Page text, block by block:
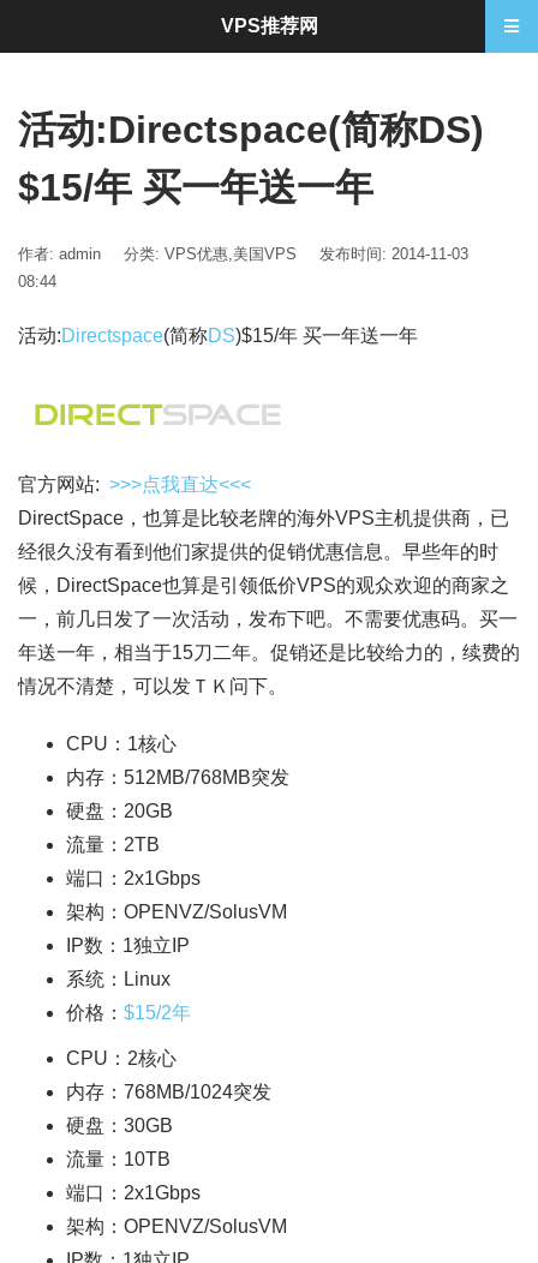
活动:Directspace(简称DS)
$15/年 买一年送一年
作者: admin 分类: VPS优惠,美国VPS
发布时间: 2014-11-03
08:44
活动:Directspace(简称DS)$15/年 买一年送一年
官方网站: >>>点我直达<<<
DirectSpace，也算是比较老牌的海外VPS主机提供商，已
经很久没有看到他们家提供的促销优惠信息。早些年的时
候，DirectSpace也算是引领低价VPS的观众欢迎的商家之
一，前几日发了一次活动，发布下吧。不需要优惠码。买一
年送一年，相当于15刀二年。促销还是比较给力的，续费的
情况不清楚，可以发ＴＫ问下。
CPU：1核心
内存：512MB/768MB突发
硬盘：20GB
流量：2TB
端口：2x1Gbps
架构：OPENVZ/SolusVM
IP数：1独立IP
系统：Linux
价格： $15/2年
CPU：2核心
内存：768MB/1024突发
硬盘：30GB
流量：10TB
端口：2x1Gbps
架构：OPENVZ/SolusVM
VPS推荐网